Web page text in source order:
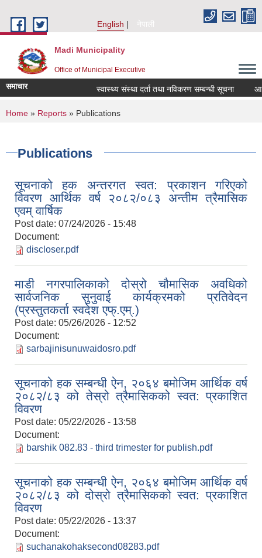
English
नेपाली
Madi Municipality
Office of Municipal Executive
समाचार स्वास्थ्य संस्था दर्ता तथा नविकरण सम्बन्धी सूचना आ.व.
You are here
Home » Reports » Publications
Publications
सूचनाको हक अन्तरगत स्वत: प्रकाशन गरिएको
विवरण आर्थिक वर्ष २०८२/०८३ अन्तीम त्रैमासिक
एवम् वार्षिक
Post date: 07/24/2026 - 15:48
Document:
discloser.pdf
माडी नगरपालिकाको दोस्रो चौमासिक अवधिको
सार्वजनिक सुनुवाई कार्यक्रमको प्रतिवेदन
(प्रस्तुतकर्ता स्वदेश एफ्.एम्.)
Post date: 05/26/2026 - 12:52
Document:
sarbajinisunuwaidosro.pdf
सूचनाको हक सम्बन्धी ऐन, २०६४ बमोजिम आर्थिक वर्ष
२०८२/८३ को तेस्रो त्रैमासिकको स्वत: प्रकाशित
विवरण
Post date: 05/22/2026 - 13:58
Document:
barshik 082.83 - third trimester for publish.pdf
सूचनाको हक सम्बन्धी ऐन, २०६४ बमोजिम आर्थिक वर्ष
२०८२/८३ को दोस्रो त्रैमासिकको स्वत: प्रकाशित
विवरण
Post date: 05/22/2026 - 13:37
Document:
suchanakohaksecond08283.pdf